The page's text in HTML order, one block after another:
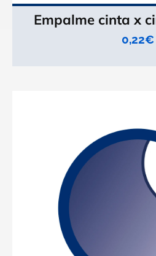
Empalme cinta x
0,22€